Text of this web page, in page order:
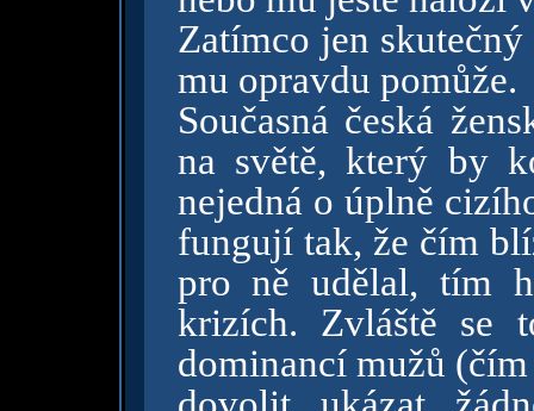
Zatímco jen
mu opravdu pomůže.
Současná česká
na světě, který by
nejedná o úplně
fungují tak, že čím
pro ně udělal, tím
krizích. Zvláště se
dominancí mužů